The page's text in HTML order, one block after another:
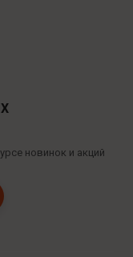
новинок и акций